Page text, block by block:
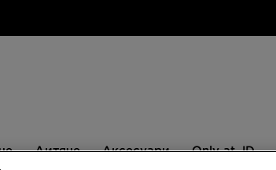
Дитяче Аксесуари Only at JD